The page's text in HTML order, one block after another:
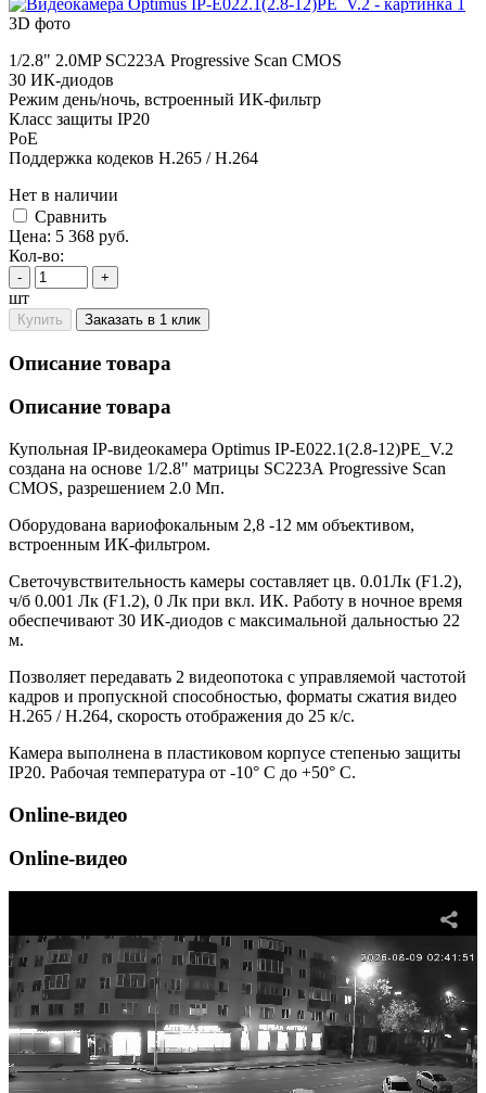
3D фото
1/2.8" 2.0MP SC223А Progressive Scan CMOS
30 ИК-диодов
Режим день/ночь, встроенный ИК-фильтр
Класс защиты IP20
PoE
Поддержка кодеков H.265 / H.264
Нет в наличии
Cравнить
Цена: 5 368 руб.
Кол-во:
- +
шт
Купить Заказать в 1 клик
Описание товара
Описание товара
Купольная IP-видеокамера Optimus IP-E022.1(2.8-12)PE_V.2
создана на основе 1/2.8" матрицы SC223А Progressive Scan
CMOS, разрешением 2.0 Мп.
Оборудована вариофокальным 2,8 -12 мм объективом,
встроенным ИК-фильтром.
Светочувствительность камеры составляет цв. 0.01Лк (F1.2),
ч/б 0.001 Лк (F1.2), 0 Лк при вкл. ИК. Работу в ночное время
обеспечивают 30 ИК-диодов с максимальной дальностью 22
м.
Позволяет передавать 2 видеопотока с управляемой частотой
кадров и пропускной способностью, форматы сжатия видео
H.265 / H.264, скорость отображения до 25 к/с.
Камера выполнена в пластиковом корпусе степенью защиты
IP20. Рабочая температура от -10° С до +50° С.
Online-видео
Online-видео